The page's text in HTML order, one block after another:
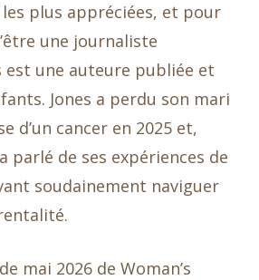
les plus appréciées, et pour
une journaliste
est une auteure publiée et
Jones a perdu son mari
d’un cancer en 2025 et,
parlé de ses expériences de
soudainement naviguer
mai 2026 de Woman’s